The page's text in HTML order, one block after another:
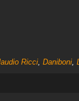
Ricci, Daniboni,